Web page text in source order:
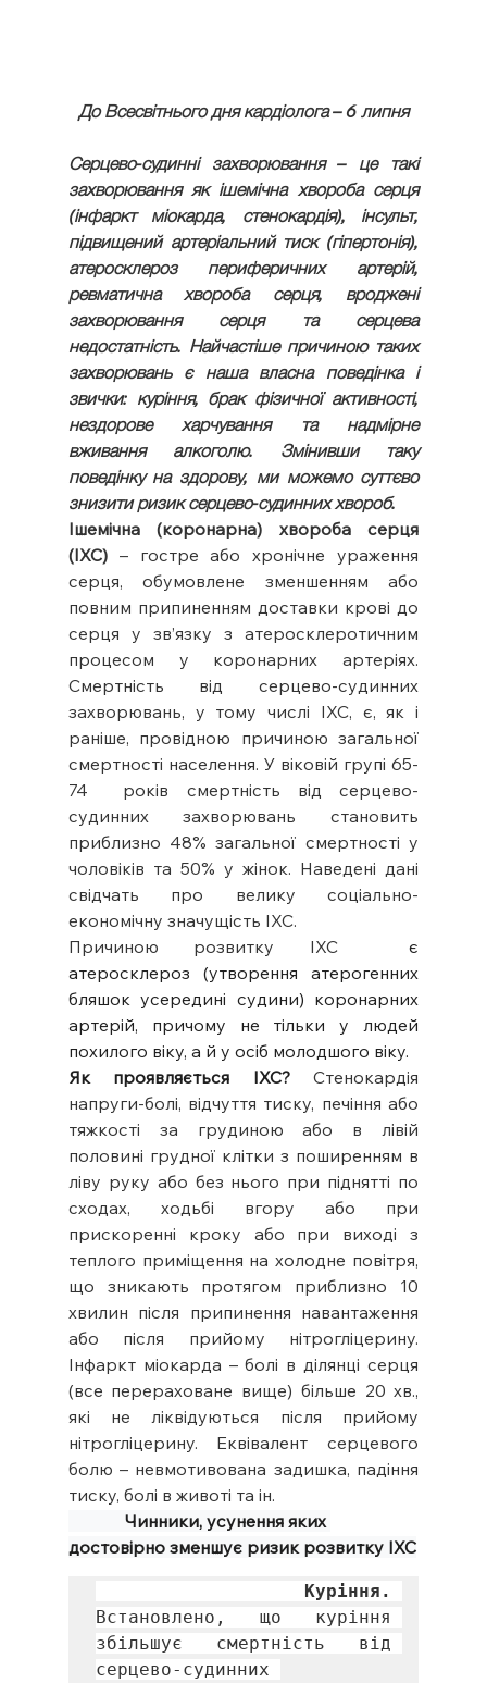
До Всесвітнього дня кардіолога – 6 липня
Серцево-судинні захворювання – це такі
захворювання як ішемічна хвороба серця
(інфаркт міокарда, стенокардія), інсульт,
підвищений артеріальний тиск (гіпертонія),
атеросклероз периферичних артерій,
ревматична хвороба серця, вроджені
захворювання серця та серцева
недостатність. Найчастіше причиною таких
захворювань є наша власна поведінка і
звички: куріння, брак фізичної активності,
нездорове харчування та надмірне
вживання алкоголю. Змінивши таку
поведінку на здорову, ми можемо суттєво
знизити ризик серцево-судинних хвороб.
Ішемічна (коронарна) хвороба серця
(ІХС) – гостре або хронічне ураження
серця, обумовлене зменшенням або
повним припиненням доставки крові до
серця у зв’язку з атеросклеротичним
процесом у коронарних артеріях.
Смертність від серцево-судинних
захворювань, у тому числі ІХС, є, як і
раніше, провідною причиною загальної
смертності населення. У віковій групі 65-
74  років смертність від серцево-
судинних захворювань становить
приблизно 48% загальної смертності у
чоловіків та 50% у жінок. Наведені дані
свідчать про велику соціально-
економічну значущість ІХС.
Причиною розвитку ІХС
є
атеросклероз (утворення атерогенних
бляшок усередині судини) коронарних
артерій, причому не тільки у людей
похилого віку, а й у осіб молодшого віку.
Як проявляється ІХС?
Стенокардія
напруги-болі, відчуття тиску, печіння або
тяжкості за грудиною або в лівій
половині грудної клітки з поширенням в
ліву руку або без нього при піднятті по
сходах, ходьбі вгору або при
прискоренні кроку або при виході з
теплого приміщення на холодне повітря,
що зникають протягом приблизно 10
хвилин після припинення навантаження
або після прийому нітрогліцерину.
Інфаркт міокарда – болі в ділянці серця
(все перераховане вище) більше 20 хв.,
які не ліквідуються після прийому
нітрогліцерину. Еквівалент серцевого
болю – невмотивована задишка, падіння
тиску, болі в животі та ін.
Чинники, усунення яких
достовірно зменшує ризик розвитку ІХС
Встановлено, що куріння
збільшує смертність від
серцево-судинних